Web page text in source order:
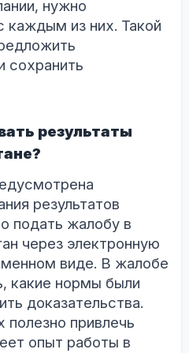
нужно
каждым из них. Такой
сохранить
результаты
результатов
подать жалобу в
через электронную
виде. В жалобе
какие нормы были
доказательства.
привлечь
опыт работы в